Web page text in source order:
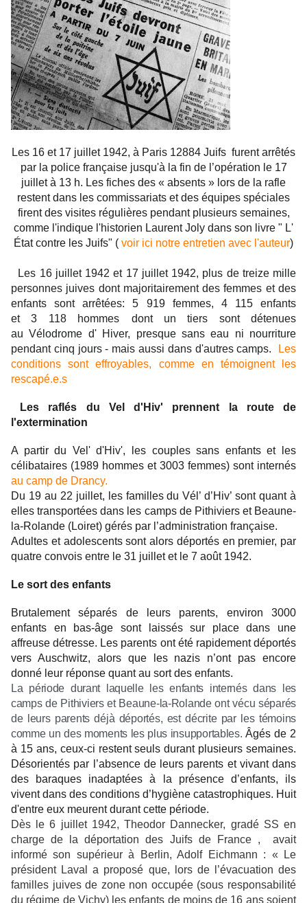
Les 16 et 17 juillet 1942, à Paris 12884 Juifs furent arrêtés
par la police françaisejusqu'à la fin de l’opération le 17
juillet à 13 h. Les fiches des « absents » lors de la rafle
restent dans les commissariats et des équipes spéciales
firent des visites régulières pendant plusieurs semaines,
comme l'indique l'historien Laurent Joly dans son livre " L'
État contre les Juifs" ( voir ici notre entretien avec l'auteur)
Les 16 juillet 1942 et 17 juillet 1942, plus de treize mille
personnes juives dont majoritairement des femmes et des
enfants sont arrêtées: 5 919 femmes, 4 115 enfants
et
3 118 hommes dont un tiers sont détenues
au Vélodrome d' Hiver, presque sans eau ni nourriture
pendant cinq jours - mais aussi dans d'autres camps.
Les
conditions sont effroyables, comme en témoignent les
rescapé.e.s
Les raflés du Vel d'Hiv' prennent la route de
l'extermination
A partir du Vel' d'Hiv', les couples sans enfants et les
célibataires (1989 hommes et 3003 femmes) sont internés
au camp de Drancy.
Du 19 au 22 juillet, les familles du Vél’ d’Hiv’ sont quant à
elles transportées dans les camps de Pithiviers et Beaune-
la-Rolande (Loiret) gérés par l’administration française.
Adultes et adolescents sont alors déportés en premier, par
quatre convois entre le 31 juillet et le 7 août 1942.
Le sort des enfants
Brutalement séparés de leurs parents, environ 3000
enfants en bas-âge sont laissés sur place dans une
affreuse détresse. Les parents ont été rapidement déportés
vers Auschwitz, alors que les nazis n’ont pas encore
donné leur réponse quant au sort des enfants.
La période durant laquelle les enfants internés dans les
camps de Pithiviers et Beaune-la-Rolande ont vécu séparés
de leurs parents déjà déportés, est décrite par les témoins
comme un des moments les plus insupportables. Âgés de 2
à 15 ans, ceux-ci restent seuls durant plusieurs semaines.
Désorientés par l’absence de leurs parents et vivant dans
des baraques inadaptées à la présence d’enfants, ils
vivent dans des conditions d’hygiène catastrophiques. Huit
d'entre eux meurent durant cette période.
Dès le 6 juillet 1942, Theodor Dannecker, gradé SS en
charge de la déportation des Juifs de France , avait
informé son supérieur à Berlin, Adolf Eichmann : « Le
président Laval a proposé que, lors de l’évacuation des
familles juives de zone non occupée (sous responsabilité
du régime de Vichy) les enfants de moins de 16 ans soient